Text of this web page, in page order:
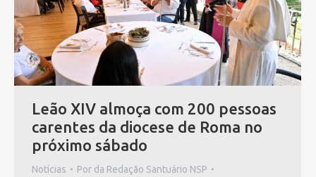
Leão XIV almoça com 200 pessoas
carentes da diocese de Roma no
próximo sábado
Notícias Por da Redação Santuário NSP